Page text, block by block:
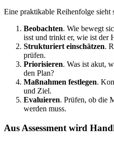
Eine praktikable Reihenfolge sieht
Beobachten. Wie bewegt
isst und trinkt er, wie ist der
Strukturiert einschätzen.
prüfen.
Priorisieren. Was ist akut,
den Plan?
Maßnahmen festlegen.
und Ziel.
Evaluieren. Prüfen, ob die
werden muss.
Aus Assessment wird